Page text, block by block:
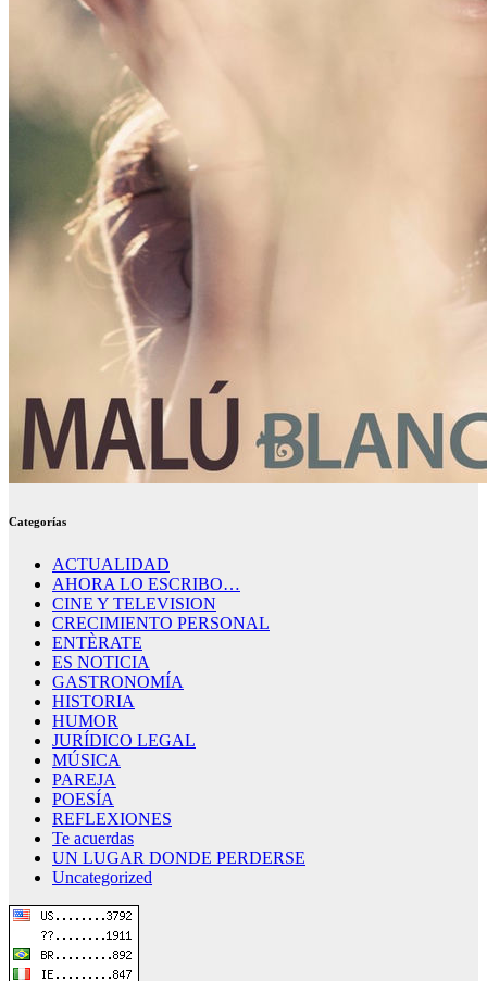
Categorías
ACTUALIDAD
AHORA LO ESCRIBO…
CINE Y TELEVISION
CRECIMIENTO PERSONAL
ENTÈRATE
ES NOTICIA
GASTRONOMÍA
HISTORIA
HUMOR
JURÍDICO LEGAL
MÚSICA
PAREJA
POESÍA
REFLEXIONES
Te acuerdas
UN LUGAR DONDE PERDERSE
Uncategorized